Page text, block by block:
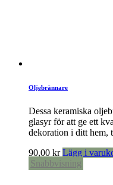
Oljebrännare
Dessa keramiska
glasyr för att ge ett
dekoration i ditt hem,
90,00 kr Lägg i
Snabbvisning